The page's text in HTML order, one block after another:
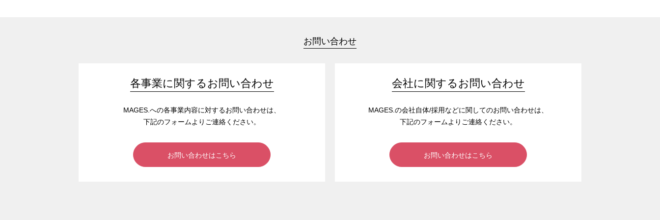
お問い合わせ
各事業に関するお問い合わせ
MAGES.への各事業内容に対するお問い合わせは、
下記のフォームよりご連絡ください。
お問い合わせはこちら
会社に関するお問い合わせ
MAGES.の会社自体/採用などに関してのお問い合わせは、
下記のフォームよりご連絡ください。
お問い合わせはこちら